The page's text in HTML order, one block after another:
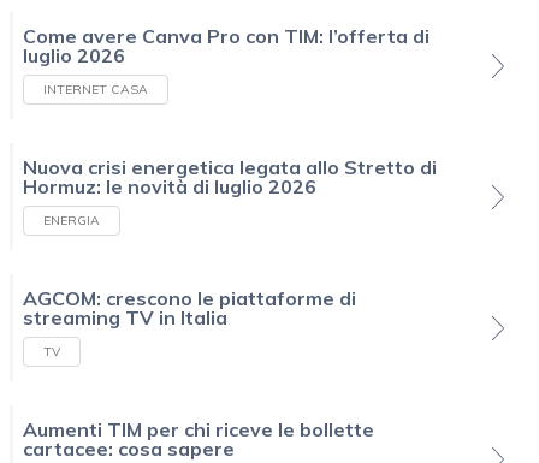
Come avere Canva Pro con TIM: l’offerta di
luglio 2026
INTERNET CASA
Nuova crisi energetica legata allo Stretto di
Hormuz: le novità di luglio 2026
ENERGIA
AGCOM: crescono le piattaforme di
streaming TV in Italia
TV
Aumenti TIM per chi riceve le bollette
cartacee: cosa sapere